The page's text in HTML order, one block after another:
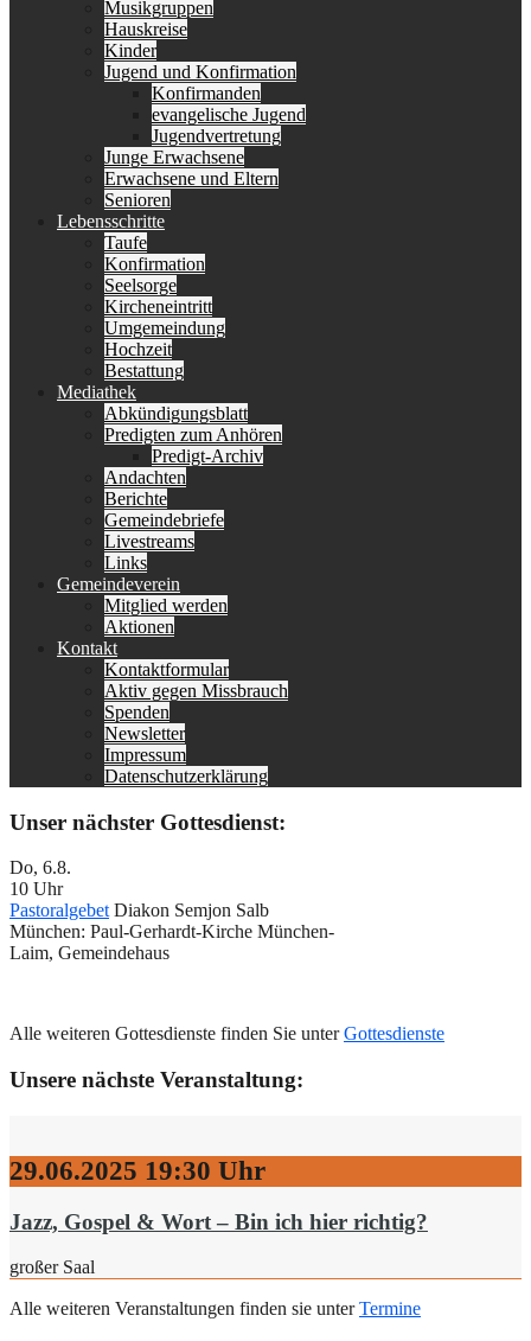
Musikgruppen
Hauskreise
Kinder
Jugend und Konfirmation
Konfirmanden
evangelische Jugend
Jugendvertretung
Junge Erwachsene
Erwachsene und Eltern
Senioren
Lebensschritte
Taufe
Konfirmation
Seelsorge
Kircheneintritt
Umgemeindung
Hochzeit
Bestattung
Mediathek
Abkündigungsblatt
Predigten zum Anhören
Predigt-Archiv
Andachten
Berichte
Gemeindebriefe
Livestreams
Links
Gemeindeverein
Mitglied werden
Aktionen
Kontakt
Kontaktformular
Aktiv gegen Missbrauch
Spenden
Newsletter
Impressum
Datenschutzerklärung
Unser nächster Gottesdienst:
Do, 6.8.
10 Uhr
Pastoralgebet Diakon Semjon Salb
München: Paul-Gerhardt-Kirche München-
Laim, Gemeindehaus
Alle weiteren Gottesdienste finden Sie unterGottesdienste
Unsere nächste Veranstaltung:
29.06.2025 19:30 Uhr
Jazz, Gospel & Wort – Bin ich hier richtig?
großer Saal
Alle weiteren Veranstaltungen finden sie unterTermine